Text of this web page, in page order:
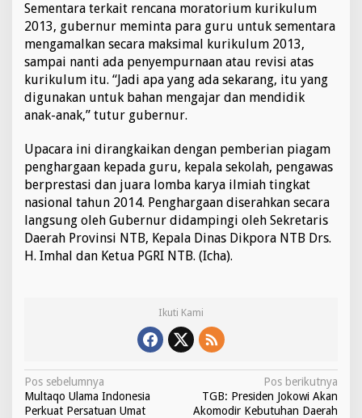
Sementara terkait rencana moratorium kurikulum
2013, gubernur meminta para guru untuk sementara
mengamalkan secara maksimal kurikulum 2013,
sampai nanti ada penyempurnaan atau revisi atas
kurikulum itu. “Jadi apa yang ada sekarang, itu yang
digunakan untuk bahan mengajar dan mendidik
anak-anak,” tutur gubernur.
Upacara ini dirangkaikan dengan pemberian piagam
penghargaan kepada guru, kepala sekolah, pengawas
berprestasi dan juara lomba karya ilmiah tingkat
nasional tahun 2014. Penghargaan diserahkan secara
langsung oleh Gubernur didampingi oleh Sekretaris
Daerah Provinsi NTB, Kepala Dinas Dikpora NTB Drs.
H. Imhal dan Ketua PGRI NTB. (Icha).
Ikuti Kami
N
a
Pos sebelumnya
Multaqo Ulama Indonesia
Perkuat Persatuan Umat
Pos berikutnya
TGB: Presiden Jokowi Akan
Akomodir Kebutuhan Daerah